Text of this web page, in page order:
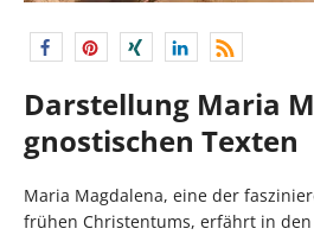
Darstellung Maria
gnostischen Texten
Maria Magdalena, eine der
frühen Christentums, erfährt in